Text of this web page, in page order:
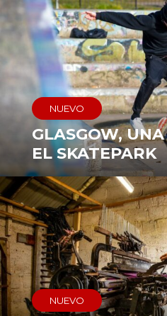
NUEVO
GLASGOW,
EL SKATEPARK
NUEVO